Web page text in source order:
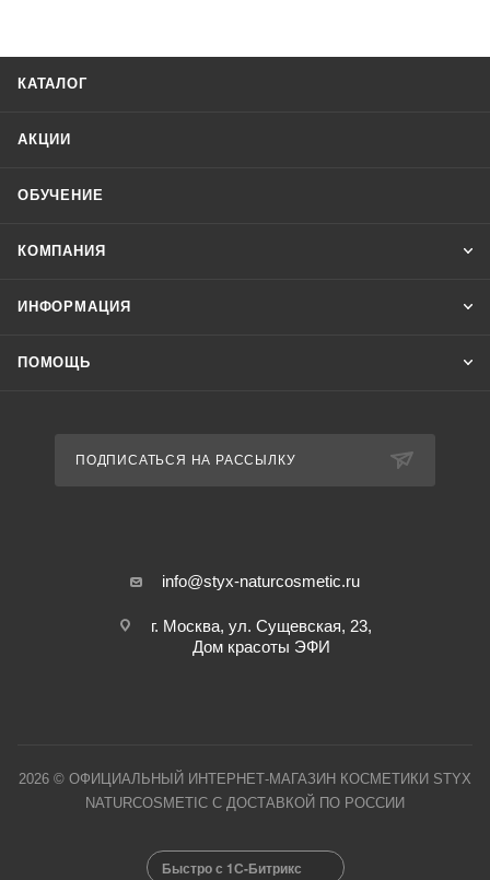
КАТАЛОГ
АКЦИИ
ОБУЧЕНИЕ
КОМПАНИЯ
ИНФОРМАЦИЯ
ПОМОЩЬ
ПОДПИСАТЬСЯ НА РАССЫЛКУ
info@styx-naturcosmetic.ru
г. Москва, ул. Сущевская, 23,
Дом красоты ЭФИ
2026 © ОФИЦИАЛЬНЫЙ ИНТЕРНЕТ-МАГАЗИН КОСМЕТИКИ STYX
NATURCOSMETIC С ДОСТАВКОЙ ПО РОССИИ
Быстро с 1С-Битрикс